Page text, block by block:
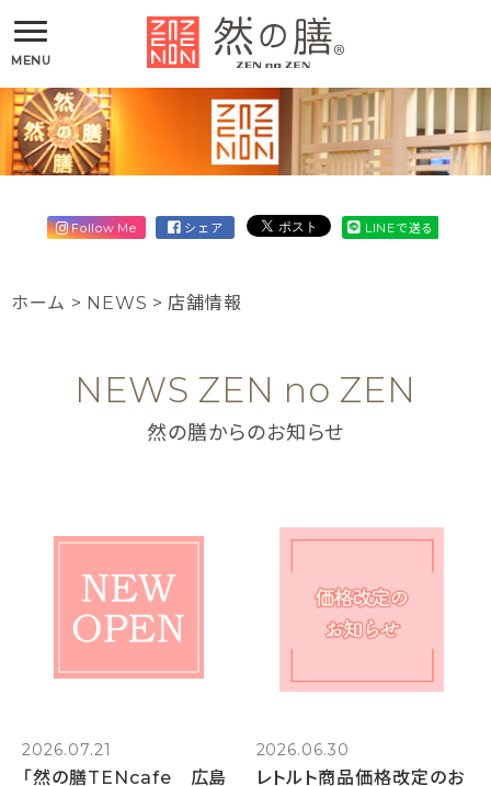
MENU
Follow Me シェア LINEで送る
ホーム > NEWS >店舗情報
NEWS ZEN no ZEN
然の膳からのお知らせ
2026.07.21
「然の膳TENcafe 広島
2026.06.30
レトルト商品価格改定のお